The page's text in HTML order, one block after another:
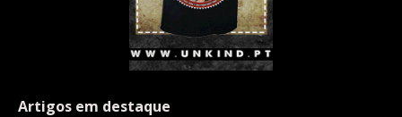
Artigos em destaque